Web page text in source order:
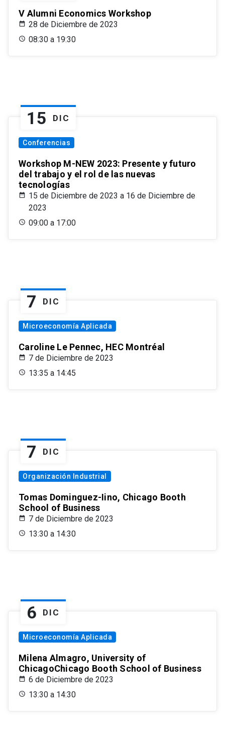
V Alumni Economics Workshop
28 de Diciembre de 2023
08:30 a 19:30
15 DIC
Conferencias
Workshop M-NEW 2023: Presente y futuro
del trabajo y el rol de las nuevas
tecnologías
15 de Diciembre de 2023 a 16 de Diciembre de
2023
09:00 a 17:00
7 DIC
Microeconomía Aplicada
Caroline Le Pennec, HEC Montréal
7 de Diciembre de 2023
13:35 a 14:45
7 DIC
Organización Industrial
Tomas Dominguez-Iino, Chicago Booth
School of Business
7 de Diciembre de 2023
13:30 a 14:30
6 DIC
Microeconomía Aplicada
Milena Almagro, University of
ChicagoChicago Booth School of Business
6 de Diciembre de 2023
13:30 a 14:30